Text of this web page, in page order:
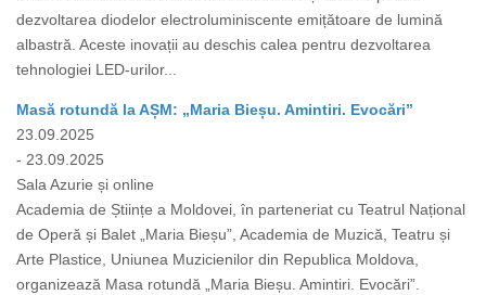
dezvoltarea diodelor electroluminiscente emițătoare de lumină
albastră. Aceste inovații au deschis calea pentru dezvoltarea
tehnologiei LED-urilor...
Masă rotundă la AȘM: „Maria Bieșu. Amintiri. Evocări”
23.09.2025
- 23.09.2025
Sala Azurie și online
Academia de Științe a Moldovei, în parteneriat cu Teatrul Național
de Operă și Balet „Maria Bieșu”, Academia de Muzică, Teatru și
Arte Plastice, Uniunea Muzicienilor din Republica Moldova,
organizează Masa rotundă „Maria Bieșu. Amintiri. Evocări”.